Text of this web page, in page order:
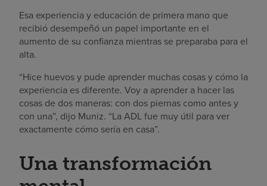
Esa experiencia y educación de primera mano que
recibió desempeñó un papel importante en el
aumento de su confianza mientras se preparaba para el
alta.
“Hice huevos y pude aprender muchas cosas y cómo la
experiencia es diferente. Voy a aprender a hacer las
cosas de dos maneras: con dos piernas como antes y
con una”, dijo Muniz. “La ADL fue muy útil para ver
exactamente cómo sería en casa”.
Una transformación